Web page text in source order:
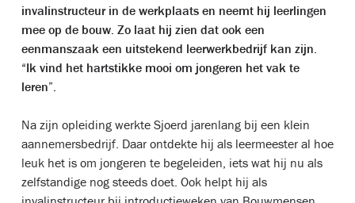
invalinstructeur in de werkplaats en neemt hij leerlingen
mee op de bouw. Zo laat hij zien dat ook een
eenmanszaak een uitstekend leerwerkbedrijf kan zijn.
“Ik vind het hartstikke mooi om jongeren het vak te
leren”.
Na zijn opleiding werkte Sjoerd jarenlang bij een klein
aannemersbedrijf. Daar ontdekte hij als leermeester al hoe
leuk het is om jongeren te begeleiden, iets wat hij nu als
zelfstandige nog steeds doet. Ook helpt hij als